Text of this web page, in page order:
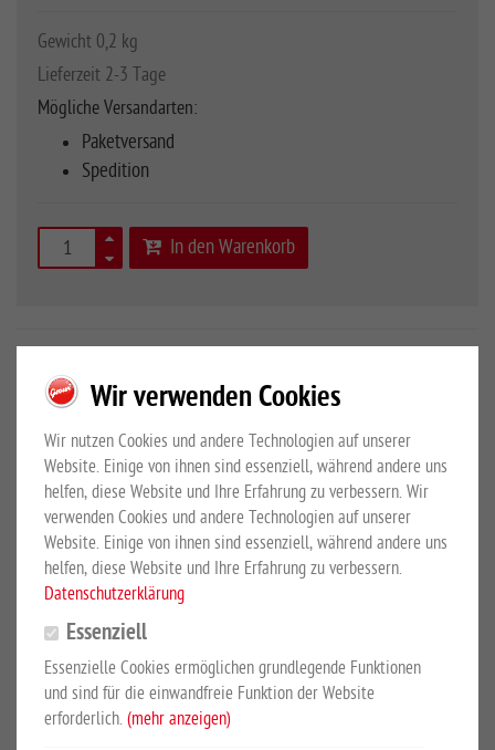
Gewicht 0,2 kg
Lieferzeit 2-3 Tage
Mögliche Versandarten:
Paketversand
Spedition
In den Warenkorb
Maschenweite ca. 100 x 100 mm
Mehr Details
Großewinkelmann GmbH & Co.KG
Sicherheitshinweise
PRODUKTBESCHREIBUNG
Maschenweite ca. 100 x 100 mm
Heunetz aus Perlonmaterial, mit Metallring, für 4,5 kg Heufüllung.
Wir verwenden Cookies
Wir nutzen Cookies und andere Technologien auf unserer
Website. Einige von ihnen sind essenziell, während andere uns
helfen, diese Website und Ihre Erfahrung zu verbessern. Wir
verwenden Cookies und andere Technologien auf unserer
Website. Einige von ihnen sind essenziell, während andere uns
helfen, diese Website und Ihre Erfahrung zu verbessern.
Datenschutzerklärung
Essenziell
Essenzielle Cookies ermöglichen grundlegende Funktionen
und sind für die einwandfreie Funktion der Website
erforderlich. (mehr anzeigen)